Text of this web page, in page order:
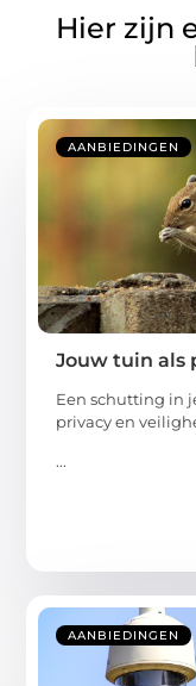
Hier zijn
AANBIEDINGEN
Jouw tuin als
Een schutting in
privacy en
...
AANBIEDINGEN